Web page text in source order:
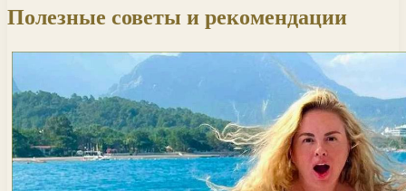
Полезные советы и рекомендации